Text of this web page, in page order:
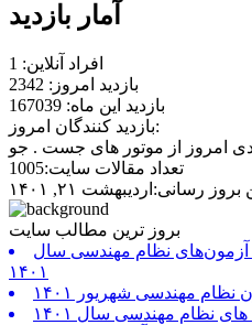
آمار بازدید
افراد آنلاین: 1
بازدید امروز: 2342
بازدید این ماه: 167039
بازدید کنندگان امروز:
تعداد مقالات سایت:1005
بروز رسانی:اردیبهشت ۲۱, ۱۴۰۱
بروز ترین مطالب سایت
آزمون‌های نظام مهندسی سال
۱۴۰۱
مهندسی شهریور ۱۴۰۱
نظام مهندسی سال ۱۴۰۱